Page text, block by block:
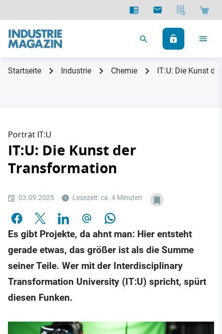
Startseite Industrie Chemie IT:U: Die Kunst
Porträt IT:U
IT:U: Die Kunst der
Transformation
03.09.2025 Lesezeit: ca. 4 Minuten
Es gibt Projekte, da ahnt man: Hier entsteht
gerade etwas, das größer ist als die Summe
seiner Teile. Wer mit der Interdisciplinary
Transformation University (IT:U) spricht, spürt
diesen Funken.